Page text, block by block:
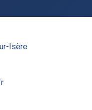
Isère